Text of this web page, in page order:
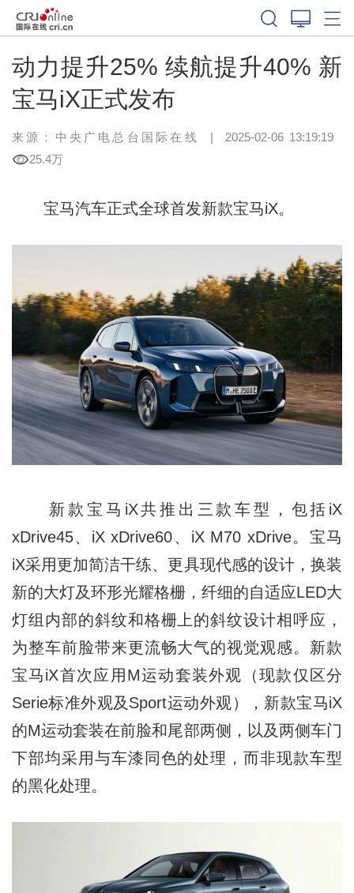
动力提升25% 续航提升40% 新
宝马iX正式发布
来源： 中央广电总台国际在线 | 2025-02-06 13:19:19
25.4万
宝马汽车正式全球首发新款宝马iX。
新款宝马iX共推出三款车型，包括iX
xDrive45、iX xDrive60、iX M70 xDrive。宝马
iX采用更加简洁干练、更具现代感的设计，换装
新的大灯及环形光耀格栅，纤细的自适应LED大
灯组内部的斜纹和格栅上的斜纹设计相呼应，
为整车前脸带来更流畅大气的视觉观感。新款
宝马iX首次应用M运动套装外观（现款仅区分
Serie标准外观及Sport运动外观），新款宝马iX
的M运动套装在前脸和尾部两侧，以及两侧车门
下部均采用与车漆同色的处理，而非现款车型
的黑化处理。